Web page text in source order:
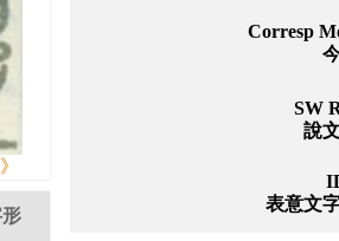
》
Corresp
SW
說
表意文